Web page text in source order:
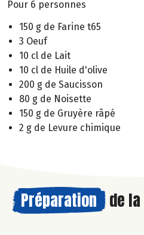
Pour 6 personnes
150 g de Farine t65
3 Oeuf
10 cl de Lait
10 cl de Huile d'olive
200 g de Saucisson
80 g de Noisette
150 g de Gruyère râpé
2 g de Levure chimique
Préparation de la